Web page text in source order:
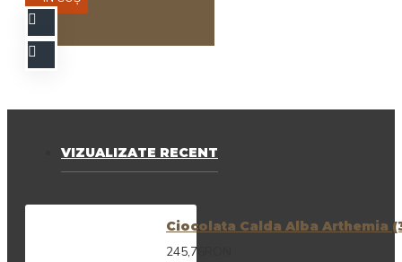
VIZUALIZATE RECENT
Ciocolata Calda Alba Arthemia
245,76RON